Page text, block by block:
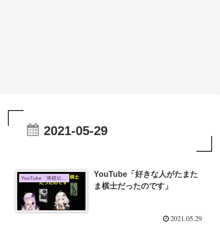
2021-05-29
YouTube「将棋伝説」
YouTube「好きな人がたまた
ま棋士だったのです」
2021.05.29